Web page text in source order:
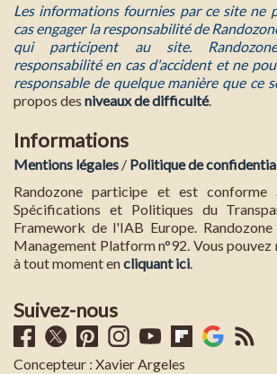
Les informations fournies par ce site ne
cas engager la responsabilité de
qui participent au site.
responsabilité en cas d'accident et ne
responsable de quelque manière que ce
propos des niveaux de difficulté.
Informations
Mentions légales / Politique de
Randozone participe et est conforme
Spécifications et Politiques du
Framework de l'IAB Europe.
Management Platform n°92. Vous
à tout moment encliquant ici.
Suivez-nous
Concepteur : Xavier Argeles